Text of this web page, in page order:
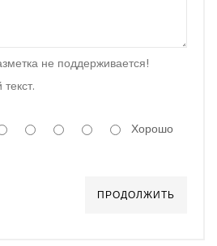
не поддерживается!
Хорошо
ПРОДОЛЖИТЬ